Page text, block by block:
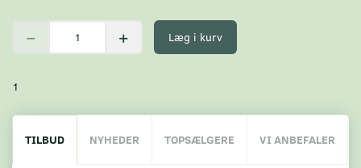
Læg i kurv
1
TILBUD NYHEDER TOPSÆLGERE VI ANBEFALER